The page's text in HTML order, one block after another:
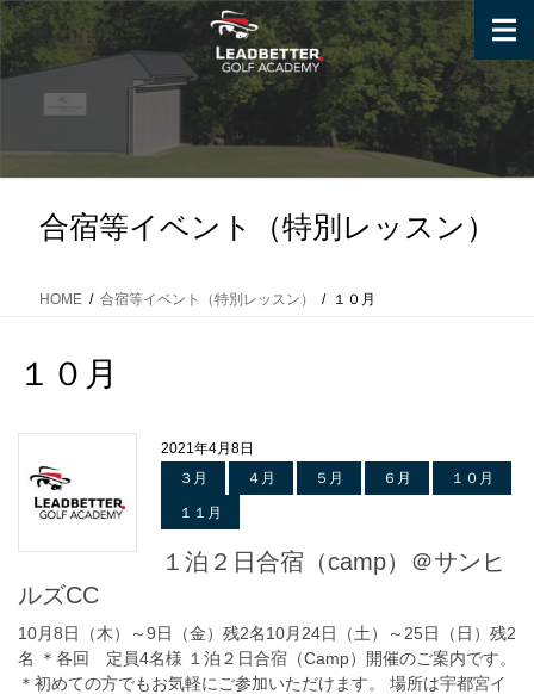
コ
ン
テ
へ
ス
ナ
ビ
ゲ
ョ
ン
合宿等イベント（特別レッスン）
HOME 合宿等イベント（特別レッスン） １０月
１０月
2021年4月8日
３月
４月 ５月 ６月 １０月
１１月
１泊２日合宿（camp）＠サンヒ
ルズCC
10月8日（木）～9日（金）残2名10月24日（土）～25日（日）残2
名 ＊各回 定員4名様 １泊２日合宿（Camp）開催のご案内です。
＊初めての方でもお気軽にご参加いただけます。 場所は宇都宮イ